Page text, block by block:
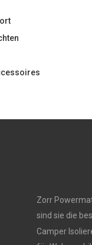
Zorr
sind sie die
Camper